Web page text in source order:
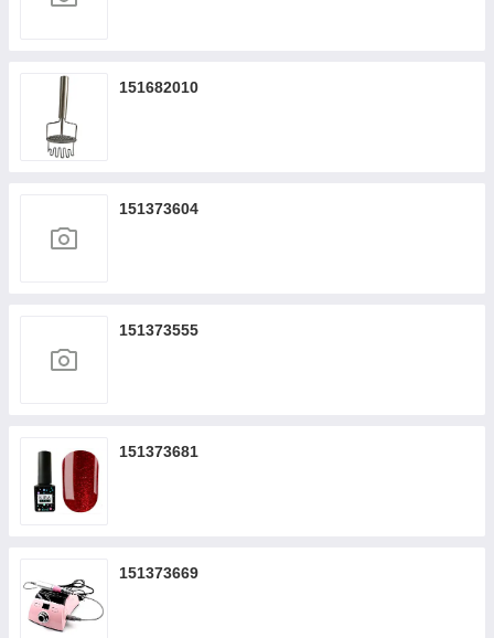
151682010
151373604
151373555
151373681
151373669